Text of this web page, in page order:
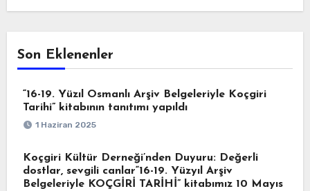
Son Eklenenler
“16-19. Yüzıl Osmanlı Arşiv Belgeleriyle Koçgiri
Tarihi” kitabının tanıtımı yapıldı
1 Haziran 2025
Koçgiri Kültür Derneği’nden Duyuru: Değerli
dostlar, sevgili canlar“16-19. Yüzyıl Arşiv
Belgeleriyle KOÇGİRİ TARİHİ” kitabımız 10 Mayıs